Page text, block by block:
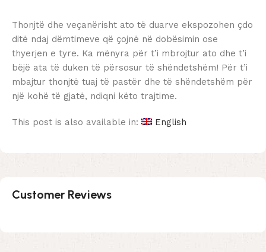
Thonjtë dhe veçanërisht ato të duarve ekspozohen çdo
ditë ndaj dëmtimeve që çojnë në dobësimin ose
thyerjen e tyre. Ka mënyra për t’i mbrojtur ato dhe t’i
bëjë ata të duken të përsosur të shëndetshëm! Për t’i
mbajtur thonjtë tuaj të pastër dhe të shëndetshëm për
një kohë të gjatë, ndiqni këto trajtime.
This post is also available in: English
Customer Reviews